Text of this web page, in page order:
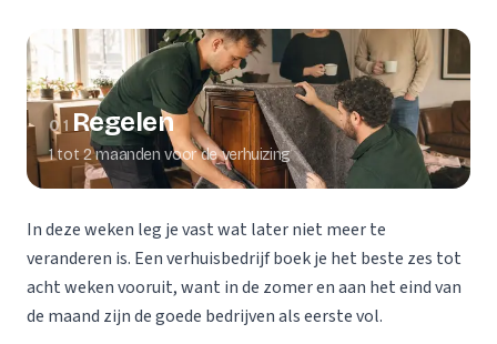
01 Regelen
1 tot 2 maanden voor de verhuizing
In deze weken leg je vast wat later niet meer te
veranderen is. Een verhuisbedrijf boek je het beste zes tot
acht weken vooruit, want in de zomer en aan het eind van
de maand zijn de goede bedrijven als eerste vol.